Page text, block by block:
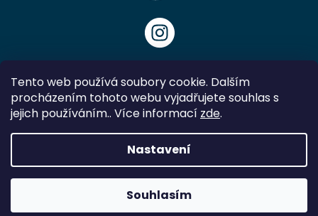
Tento web používá soubory cookie. Dalším
procházením tohoto webu vyjadřujete souhlas s
jejich používáním.. Více informací zde.
Nastavení
Souhlasím
Vytvořil Shoptet
Zlatavelryba.cz. Všechna práva vyhrazena.